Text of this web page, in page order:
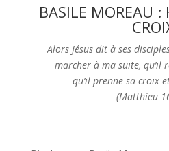
BASILE MOREAU
Alors Jésus dit à ses
marcher à ma suite, qu’il
qu’il prenne sa croix
(Matthieu